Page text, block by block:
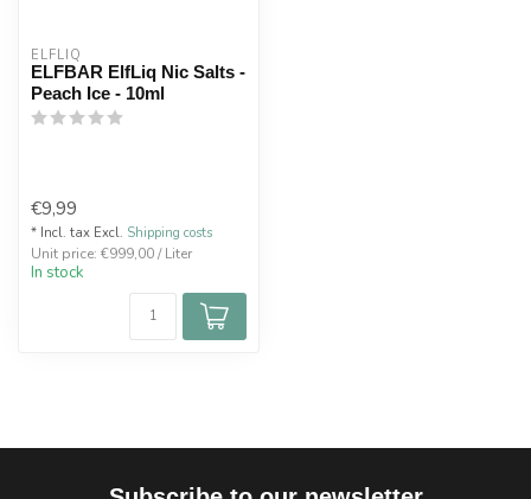
ELFLIQ
ELFBAR ElfLiq Nic Salts -
Peach Ice - 10ml
€9,99
* Incl. tax Excl. Shipping costs
Unit price: €999,00 / Liter
In stock